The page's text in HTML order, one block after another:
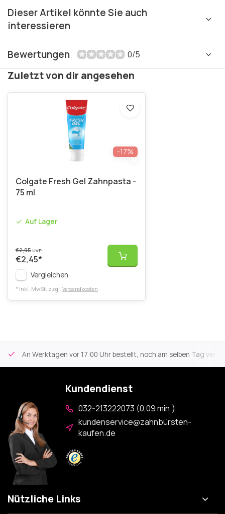
Dieser Artikel könnte Sie auch
interessieren
Bewertungen 0/5
Zuletzt von dir angesehen
-17%
Colgate Fresh Gel Zahnpasta -
75 ml
Auf Lager
€2,95UVP
€2,45*
Vergleichen
* Inkl. MwSt. zzgl. Versandkosten
An Werktagen vor 17:00 Uhr bestellt, noch am selben Tag
Kundendienst
032-213222073 (0,09 min.)
kundenservice@zahnbürsten-
kaufen.de
Nützliche Links